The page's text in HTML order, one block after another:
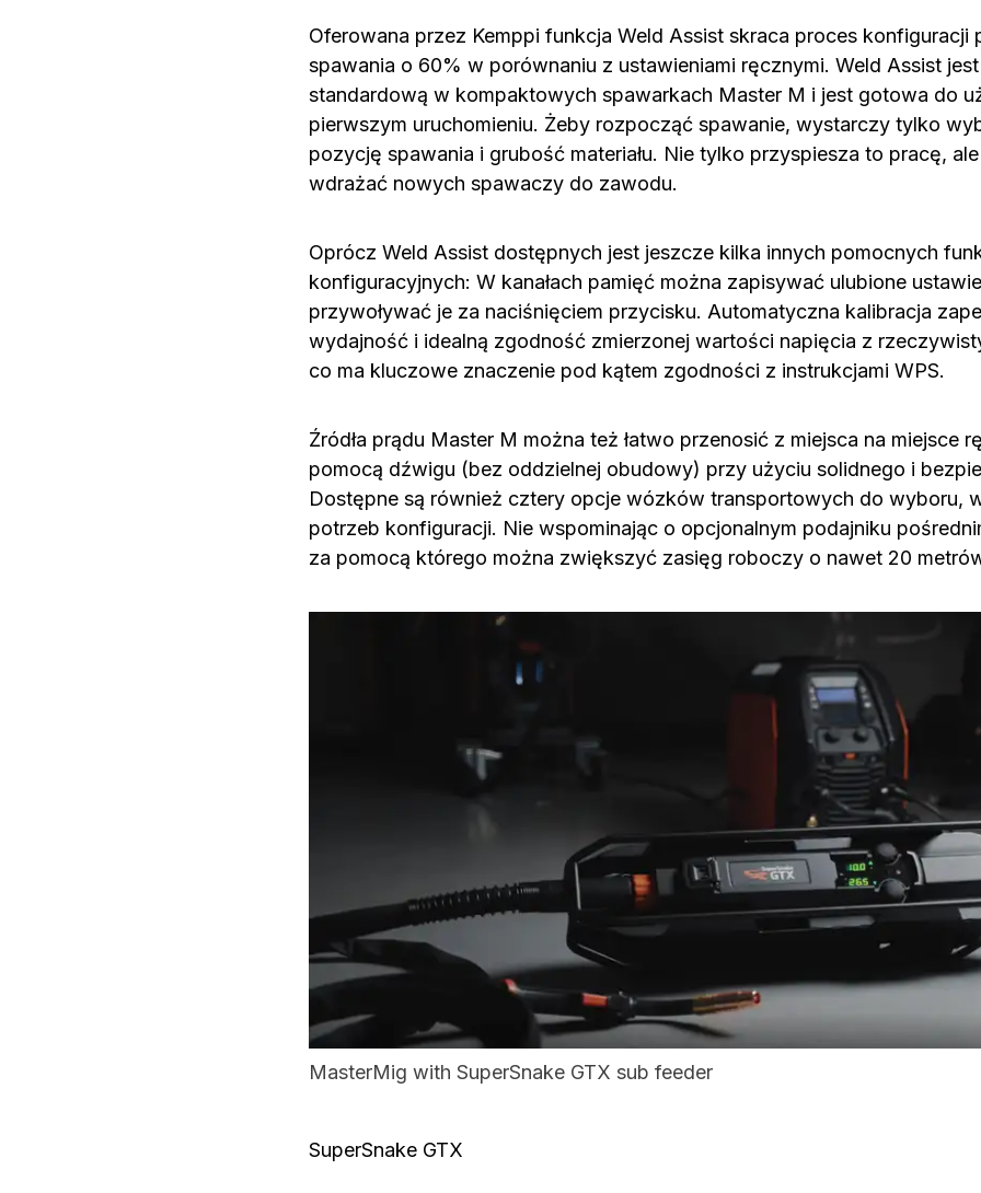
Oferowana przez Kemppi funkcja Weld Assist skraca proces konfiguracji
spawania o 60% w porównaniu z ustawieniami ręcznymi. Weld Assist
standardową w kompaktowych spawarkach Master M i jest gotowa do
pierwszym uruchomieniu. Żeby rozpocząć spawanie, wystarczy tylko
pozycję spawania i grubość materiału. Nie tylko przyspiesza to pracę,
wdrażać nowych spawaczy do zawodu.
Oprócz Weld Assist dostępnych jest jeszcze kilka innych pomocnych
konfiguracyjnych: W kanałach pamięć można zapisywać ulubione
przywoływać je za naciśnięciem przycisku. Automatyczna kalibracja
wydajność i idealną zgodność zmierzonej wartości napięcia z
co ma kluczowe znaczenie pod kątem zgodności z instrukcjami WPS.
Źródła prądu Master M można też łatwo przenosić z miejsca na miejsce
pomocą dźwigu (bez oddzielnej obudowy) przy użyciu solidnego i
Dostępne są również cztery opcje wózków transportowych do wyboru,
potrzeb konfiguracji. Nie wspominając o opcjonalnym podajniku
za pomocą którego można zwiększyć zasięg roboczy o nawet 20
MasterMig with SuperSnake GTX sub feeder
SuperSnake GTX